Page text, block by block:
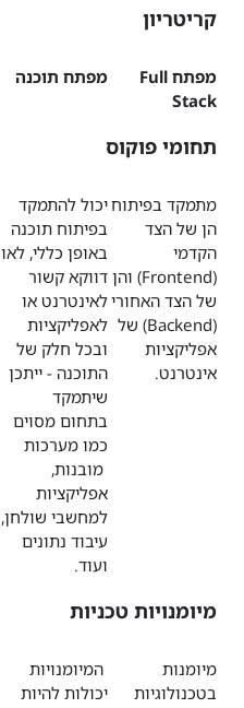
קריטריון
מפתח Full
Stack
מפתח תוכנה
תחומי פוקוס
מתמקד בפיתוח
הן של הצד
הקדמי
(Frontend) והן
של הצד האחורי
(Backend) של
אפליקציות
אינטרנט.
יכול להתמקד
בפיתוח תוכנה
באופן כללי, לאו
דווקא קשור
לאינטרנט או
לאפליקציות
ובכל חלק של
התוכנה - ייתכן
שיתמקד
בתחום מסוים
כמו מערכות
מובנות,
אפליקציות
למחשבי שולחן,
עיבוד נתונים
ועוד.
מיומנויות טכניות
מיומנות
בטכנולוגיות
המיומנויות
יכולות להיות